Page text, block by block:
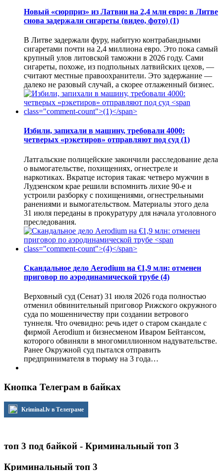
Новый «сюрприз» из Латвии на 2,4 млн евро: в Литве
снова задержали сигареты (видео, фото) (1)
В Литве задержали фуру, набитую контрабандными
сигаретами почти на 2,4 миллиона евро. Это пока самый
крупный улов литовской таможни в 2026 году. Сами
сигареты, похоже, из подпольных латвийских цехов, —
считают местные правоохранители. Это задержание —
далеко не разовый случай, а скорее отлаженный бизнес.
Избили, запихали в машину, требовали 4000:
четверых «рэкетиров» отправляют под суд (1)
Латгальские полицейские закончили расследование дела
о вымогательстве, похищениях, огнестреле и
наркотиках. Вкратце история такая: четверо мужчин в
Лудзенском крае решили вспомнить лихие 90-е и
устроили разборку с похищениями, огнестрельными
ранениями и вымогательством. Материалы этого дела
31 июля переданы в прокуратуру для начала уголовного
преследования.
Скандальное дело Aerodium на €1,9 млн: отменен
приговор по аэродинамической трубе (4)
Верховный суд (Сенат) 31 июля 2026 года полностью
отменил обвинительный приговор Рижского окружного
суда по мошенничеству при создании ветрового
туннеля. Что очевидно: речь идет о старом скандале с
фирмой Aerodium и бизнесменом Иваром Бейтансом,
которого обвиняли в многомиллионном надувательстве.
Ранее Окружной суд пытался отправить
предпринимателя в тюрьму на 3 года…
Кнопка Телеграм в байках
Kriminal.lv в Телеграме
топ 3 под байкой - Криминальный топ 3
Криминальный топ 3